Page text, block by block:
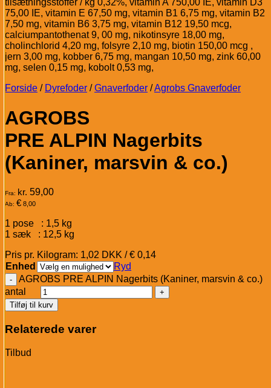
tilsætningsstoffer / kg 0,32%, vitamin A 750,00 IE, vitamin D3
75,00 IE, vitamin E 67,50 mg, vitamin B1 6,75 mg, vitamin B2
7,50 mg, vitamin B6 3,75 mg, vitamin B12 19,50 mcg,
calciumpantothenat 9, 00 mg, nikotinsyre 18,00 mg,
cholinchlorid 4,20 mg, folsyre 2,10 mg, biotin 150,00 mcg ,
jern 3,00 mg, kobber 6,75 mg, mangan 10,50 mg, zink 60,00
mg, selen 0,15 mg, kobolt 0,53 mg,
Forside / Dyrefoder / Gnaverfoder /Agrobs Gnaverfoder
AGROBS
PRE ALPIN Nagerbits
(Kaniner, marsvin & co.)
Fra: kr. 59,00
Ab: € 8,00
1 pose : 1,5 kg
1 sæk : 12,5 kg
Pris pr. Kilogram: 1,02 DKK / € 0,14
Enhed
Ryd
AGROBS PRE ALPIN Nagerbits (Kaniner, marsvin & co.)
antal
Tilføj til kurv
Relaterede varer
Tilbud